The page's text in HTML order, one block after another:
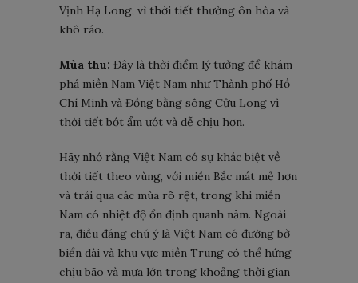
Vịnh Hạ Long, vì thời tiết thường ôn hòa và
khô ráo.
Mùa thu: Đây là thời điểm lý tưởng để khám
phá miền Nam Việt Nam như Thành phố Hồ
Chí Minh và Đồng bằng sông Cửu Long vì
thời tiết bớt ẩm ướt và dễ chịu hơn.
Hãy nhớ rằng Việt Nam có sự khác biệt về
thời tiết theo vùng, với miền Bắc mát mẻ hơn
và trải qua các mùa rõ rệt, trong khi miền
Nam có nhiệt độ ổn định quanh năm. Ngoài
ra, điều đáng chú ý là Việt Nam có đường bờ
biển dài và khu vực miền Trung có thể hứng
chịu bão và mưa lớn trong khoảng thời gian